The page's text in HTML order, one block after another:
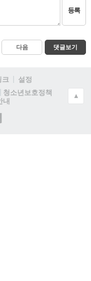
등록
다음 댓글보기
크
설정
청소년보호정책
내
▲